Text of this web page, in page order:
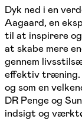
Dyk ned i en
Aagaard, en
til at inspirere
at skabe mere
gennem
effektiv træning.
og som en
DR Penge og
indsigt og